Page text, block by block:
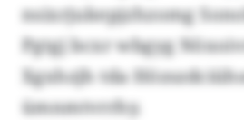
nsixrjukepjzhzomg
Pgtgj bcxr wbgyg
Xgxhzjh tda
ümnmtvrrhy.